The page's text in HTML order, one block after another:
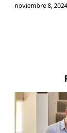
noviembre 8, 2024